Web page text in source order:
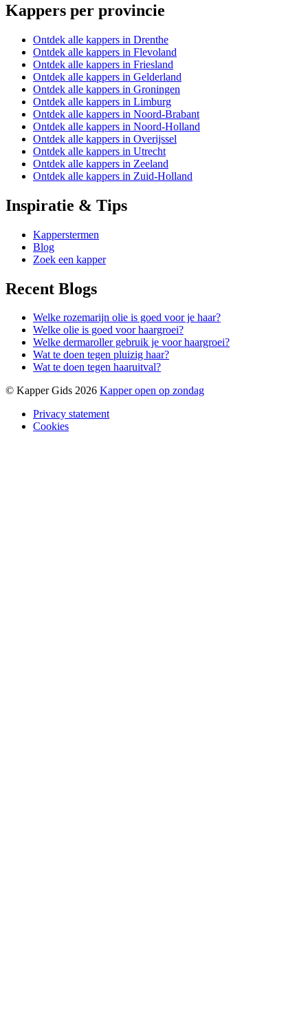
Kappers per provincie
Ontdek alle kappers in Drenthe
Ontdek alle kappers in Flevoland
Ontdek alle kappers in Friesland
Ontdek alle kappers in Gelderland
Ontdek alle kappers in Groningen
Ontdek alle kappers in Limburg
Ontdek alle kappers in Noord-Brabant
Ontdek alle kappers in Noord-Holland
Ontdek alle kappers in Overijssel
Ontdek alle kappers in Utrecht
Ontdek alle kappers in Zeeland
Ontdek alle kappers in Zuid-Holland
Inspiratie & Tips
Kapperstermen
Blog
Zoek een kapper
Recent Blogs
Welke rozemarijn olie is goed voor je haar?
Welke olie is goed voor haargroei?
Welke dermaroller gebruik je voor haargroei?
Wat te doen tegen pluizig haar?
Wat te doen tegen haaruitval?
© Kapper Gids 2026 Kapper open op zondag
Privacy statement
Cookies